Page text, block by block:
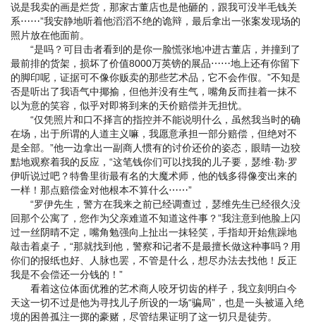
说是我卖的画是烂货，那家古董店也是他砸的，跟我可没半毛钱关
系⋯⋯”我安静地听着他滔滔不绝的诡辩，最后拿出一张案发现场的
照片放在他面前。
“是吗？可目击者看到的是你一脸慌张地冲进古董店，并撞到了
最前排的货架，损坏了价值8000万英镑的展品⋯⋯地上还有你留下
的脚印呢，证据可不像你贩卖的那些艺术品，它不会作假。”不知是
否是听出了我语气中揶揄，但他并没有生气，嘴角反而挂着一抹不
以为意的笑容，似乎对即将到来的天价赔偿并无担忧。
“仅凭照片和口不择言的指控并不能说明什么，虽然我当时的确
在场，出于所谓的人道主义嘛，我愿意承担一部分赔偿，但绝对不
是全部。”他一边拿出一副商人惯有的讨价还价的姿态，眼睛一边狡
黠地观察着我的反应，“这笔钱你们可以找我的儿子要，瑟维·勒·罗
伊听说过吧？特鲁里街最有名的大魔术师，他的钱多得像变出来的
一样！那点赔偿金对他根本不算什么⋯⋯”
“罗伊先生，警方在我来之前已经调查过，瑟维先生已经很久没
回那个公寓了，您作为父亲难道不知道这件事？”我注意到他脸上闪
过一丝阴晴不定，嘴角勉强向上扯出一抹轻笑，手指却开始焦躁地
敲击着桌子，“那就找到他，警察和记者不是最擅长做这种事吗？用
你们的报纸也好、人脉也罢，不管是什么，想尽办法去找他！反正
我是不会偿还一分钱的！”
看着这位体面优雅的艺术商人咬牙切齿的样子，我立刻明白今
天这一切不过是他为寻找儿子所设的一场“骗局”，也是一头被逼入绝
境的困兽孤注一掷的豪赌，尽管结果证明了这一切只是徒劳。